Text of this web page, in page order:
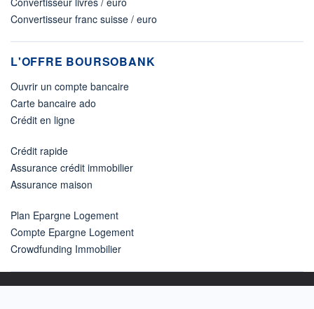
Convertisseur franc suisse / euro
L'OFFRE BOURSOBANK
Ouvrir un compte bancaire
Carte bancaire ado
Crédit en ligne
Crédit rapide
Assurance crédit immobilier
Assurance maison
Plan Epargne Logement
Compte Epargne Logement
Crowdfunding Immobilier